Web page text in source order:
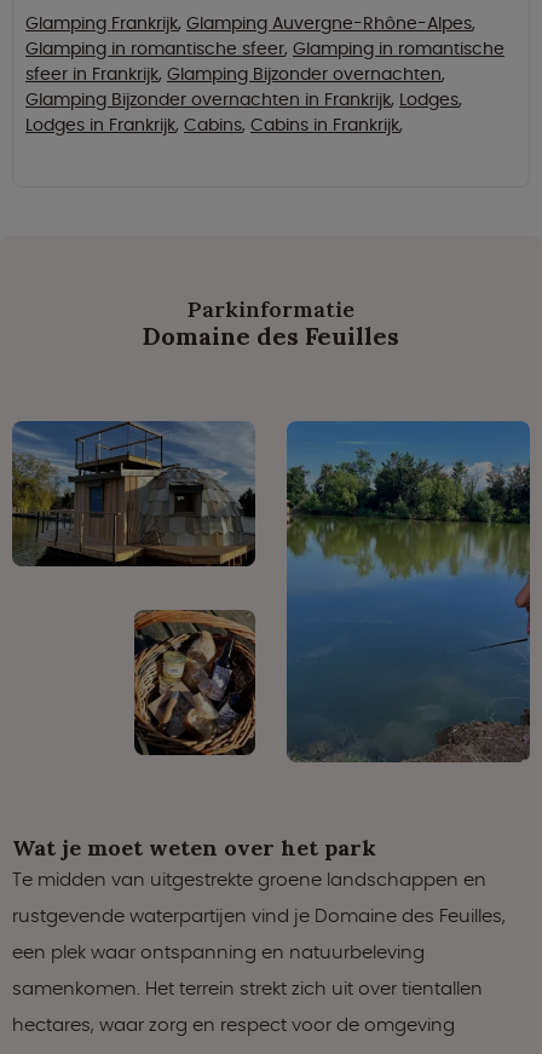
Glamping Frankrijk, Glamping Auvergne-Rhône-Alpes,
Glamping in romantische sfeer, Glamping in romantische
sfeer in Frankrijk, Glamping Bijzonder overnachten,
Glamping Bijzonder overnachten in Frankrijk, Lodges,
Lodges in Frankrijk, Cabins, Cabins in Frankrijk,
Parkinformatie
Domaine des Feuilles
Wat je moet weten over het park
Te midden van uitgestrekte groene landschappen en
rustgevende waterpartijen vind je Domaine des Feuilles,
een plek waar ontspanning en natuurbeleving
samenkomen. Het terrein strekt zich uit over tientallen
hectares, waar zorg en respect voor de omgeving